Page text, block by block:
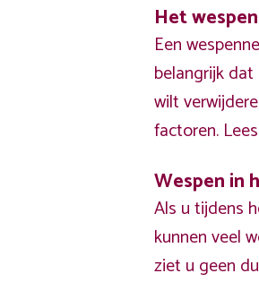
Het
Een
belangrijk
wilt
factoren.
Wespen in
Als u tijdens
kunnen veel
ziet u geen